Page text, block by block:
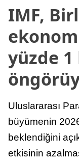
IMF,
yüzde
Uluslararası
büyümenin
beklendiğini
etkisinin